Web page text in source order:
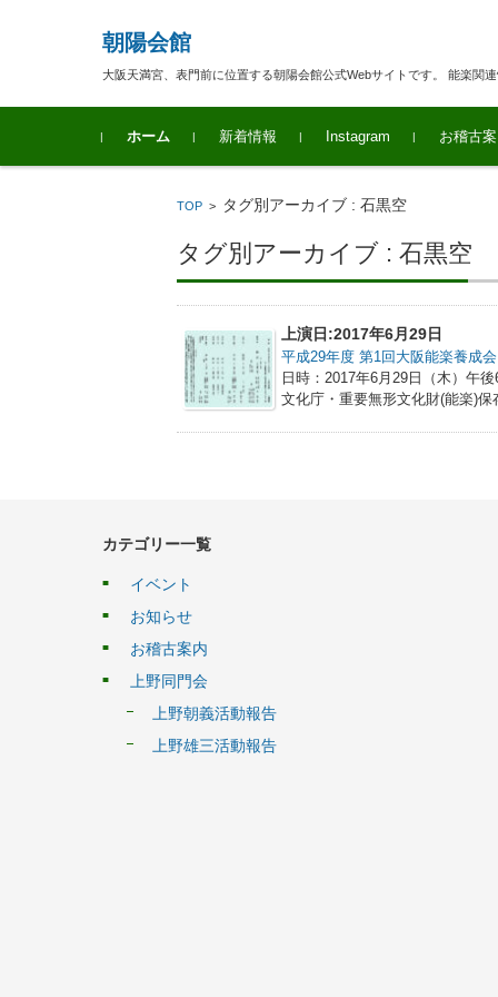
朝陽会館
大阪天満宮、表門前に位置する朝陽会館公式Webサイトです。 能楽関
コンテンツに移動
ホーム
新着情報 Instagram お稽古
TOP > タグ別アーカイブ : 石黒空
タグ別アーカイブ : 石黒空
上演日:2017年6月29日
平成29年度 第1回大阪能楽養成
日時：2017年6月29日（木）午
文化庁・重要無形文化財(能楽)保
カテゴリー一覧
イベント
お知らせ
お稽古案内
上野同門会
上野朝義活動報告
上野雄三活動報告